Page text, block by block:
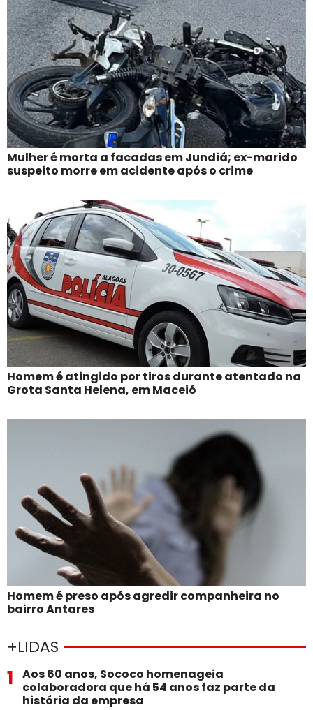
Mulher é morta a facadas em Jundiá; ex-marido
suspeito morre em acidente após o crime
Homem é atingido por tiros durante atentado na
Grota Santa Helena, em Maceió
Homem é preso após agredir companheira no
bairro Antares
+LIDAS
1
Aos 60 anos, Sococo homenageia
colaboradora que há 54 anos faz parte da
história da empresa